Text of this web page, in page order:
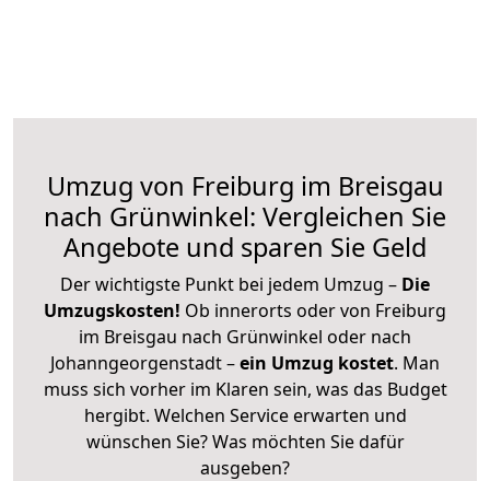
Umzug von Freiburg im Breisgau
nach Grünwinkel: Vergleichen Sie
Angebote und sparen Sie Geld
Der wichtigste Punkt bei jedem Umzug – Die
Umzugskosten! Ob innerorts oder von Freiburg
im Breisgau nach Grünwinkel oder nach
Johanngeorgenstadt –ein Umzug kostet. Man
muss sich vorher im Klaren sein, was das Budget
hergibt. Welchen Service erwarten und
wünschen Sie? Was möchten Sie dafür
ausgeben?